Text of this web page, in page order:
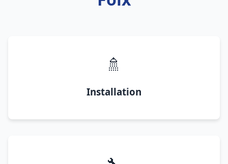
🚿
Installation